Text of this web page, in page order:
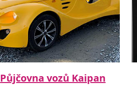
Půjčovna vozů Kaipan